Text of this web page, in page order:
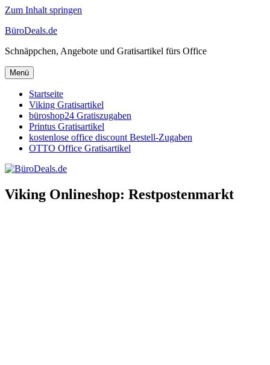
Zum Inhalt springen
BüroDeals.de
Schnäppchen, Angebote und Gratisartikel fürs Office
Menü
Startseite
Viking Gratisartikel
büroshop24 Gratiszugaben
Printus Gratisartikel
kostenlose office discount Bestell-Zugaben
OTTO Office Gratisartikel
Viking Onlineshop: Restpostenmarkt